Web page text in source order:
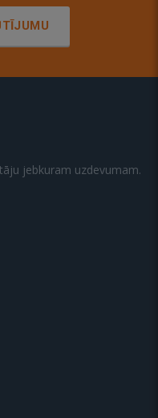
jebkuram uzdevumam.